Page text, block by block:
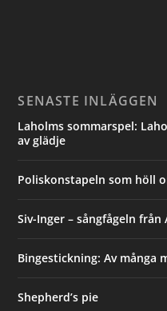
SENASTE INLÄGGEN
Laholms sommarspel:
av glädje
Poliskonstapeln som höll
Siv-Inger – sångfågeln från
Bingestickning: Av många
Shepherd’s pie